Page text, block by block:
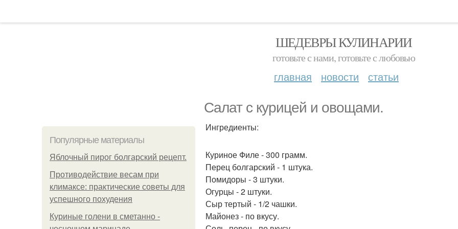
ШЕДЕВРЫ КУЛИНАРИИ
готовьте с нами, готовьте с любовью
главная новости статьи
Салат с курицей и овощами.
Популярные материалы
Яблочный пирог болгарский рецепт.
Противодействие весам при
климаксе: практические советы для
успешного похудения
Куриные голени в сметанно -
Ингредиенты:
Куриное Филе - 300 грамм.
Перец болгарский - 1 штука.
Помидоры - 3 штуки.
Огурцы - 2 штуки.
Сыр тертый - 1/2 чашки.
Майонез - по вкусу.